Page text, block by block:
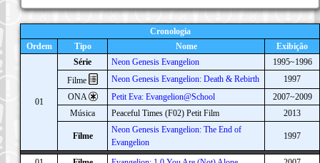
Cronologia
Ordem
Tipo Nome Exibição
01
Série Neon Genesis Evangelion
1995~1996
Filme
Neon Genesis Evangelion: Death & Rebirth
1997
ONA
Petit Eva: Evangelion@School
2007~2009
Música
Peaceful Times (F02) Petit Film 2013
Filme
Neon Genesis Evangelion: The End of
Evangelion
1997